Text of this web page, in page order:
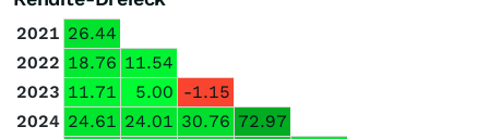
2021 26.44
2022 18.76 11.54
2023 11.71 5.00 -1.15
2024 24.61 24.01 30.76 72.97